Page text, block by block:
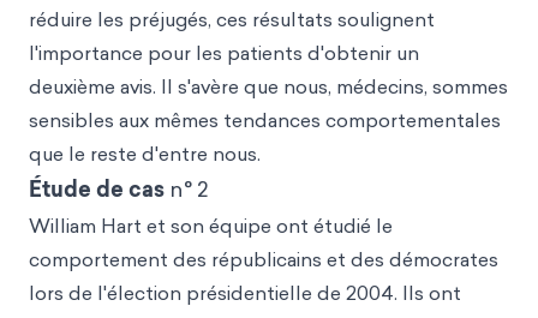
réduire les préjugés, ces résultats soulignent
l'importance pour les patients d'obtenir un
deuxième avis. Il s'avère que nous, médecins, sommes
sensibles aux mêmes tendances comportementales
que le reste d'entre nous.
Étude de cas n° 2
William Hart et son équipe ont étudié le
comportement des républicains et des démocrates
lors de l'élection présidentielle de 2004. Ils ont